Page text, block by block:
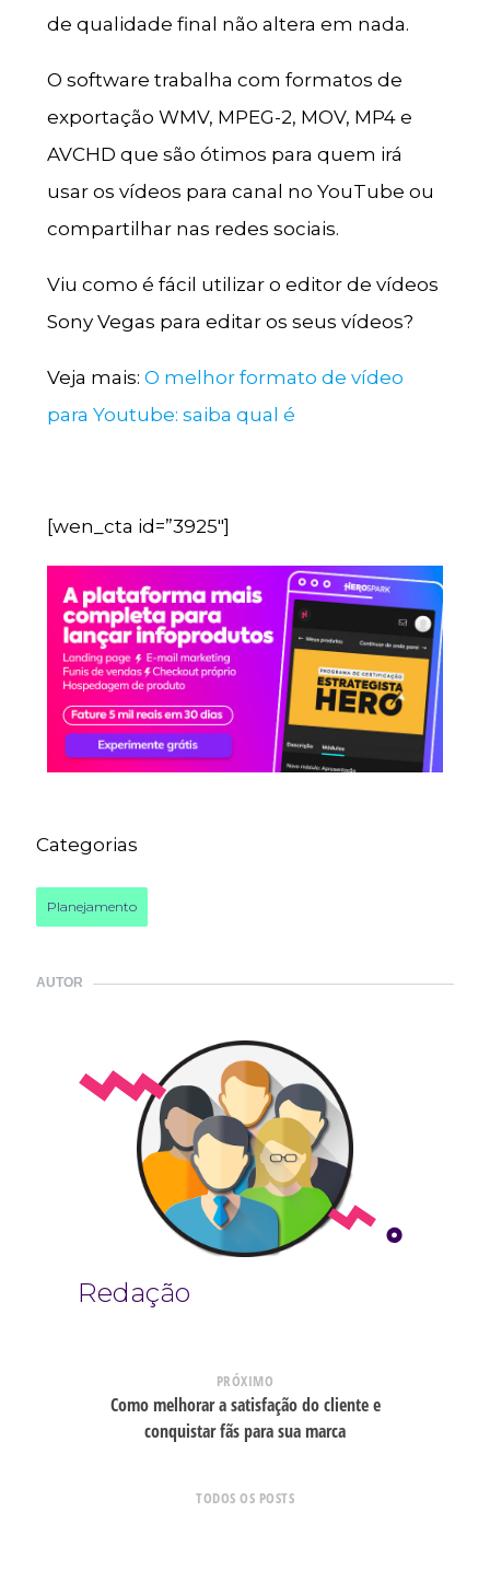
de qualidade final não altera em nada.
O software trabalha com formatos de
exportação WMV, MPEG-2, MOV, MP4 e
AVCHD que são ótimos para quem irá
usar os vídeos para canal no YouTube ou
compartilhar nas redes sociais.
Viu como é fácil utilizar o editor de vídeos
Sony Vegas para editar os seus vídeos?
Veja mais: O melhor formato de vídeo
para Youtube: saiba qual é
[wen_cta id=”3925″]
Categorias
Planejamento
AUTOR
Redação
PRÓXIMO
Como melhorar a satisfação do cliente e
conquistar fãs para sua marca
TODOS OS POSTS